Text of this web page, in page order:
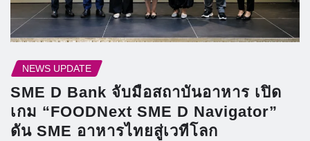
NEWS UPDATE
SME D Bank จับมือสถาบันอาหาร เปิด
เกม “FOODNext SME D Navigator”
ดัน SME อาหารไทยสู่เวทีโลก